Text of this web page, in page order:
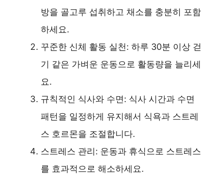
방을 골고루 섭취하고 채소를 충분히 포함
하세요.
꾸준한 신체 활동 실천: 하루 30분 이상 걷
기 같은 가벼운 운동으로 활동량을 늘리세
요.
규칙적인 식사와 수면: 식사 시간과 수면
패턴을 일정하게 유지해서 식욕과 스트레
스 호르몬을 조절합니다.
스트레스 관리: 운동과 휴식으로 스트레스
를 효과적으로 해소하세요.